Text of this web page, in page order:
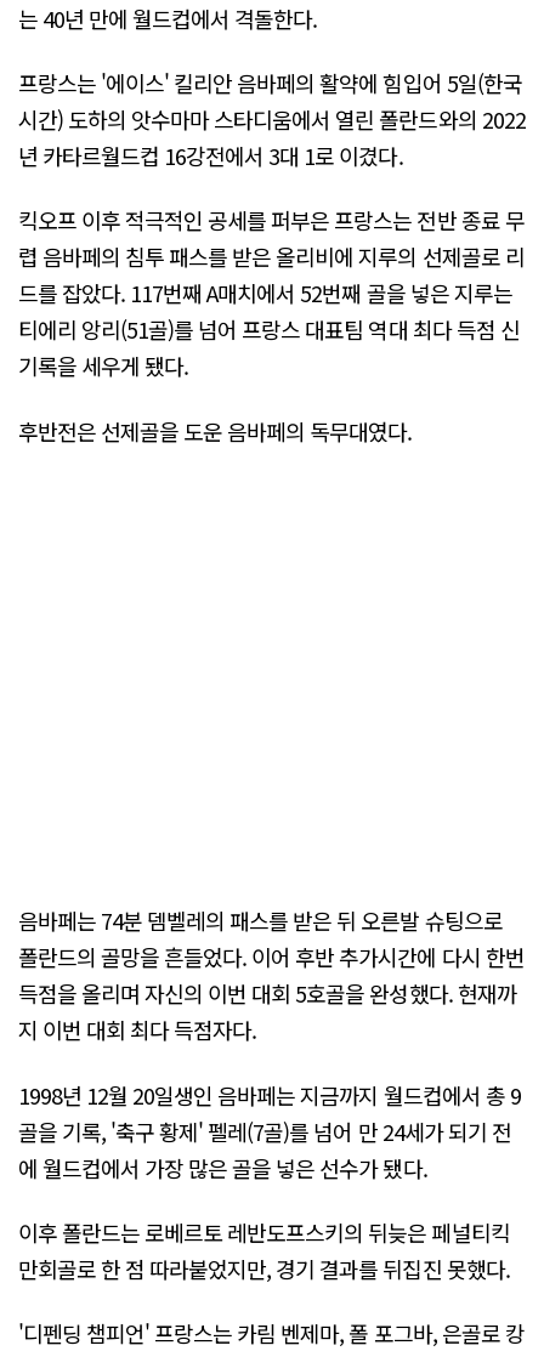
는 40년 만에 월드컵에서 격돌한다.
프랑스는 '에이스' 킬리안 음바페의 활약에 힘입어 5일(한국
시간) 도하의 앗수마마 스타디움에서 열린 폴란드와의 2022
년 카타르월드컵 16강전에서 3대 1로 이겼다.
킥오프 이후 적극적인 공세를 퍼부은 프랑스는 전반 종료 무
렵 음바페의 침투 패스를 받은 올리비에 지루의 선제골로 리
드를 잡았다. 117번째 A매치에서 52번째 골을 넣은 지루는
티에리 앙리(51골)를 넘어 프랑스 대표팀 역대 최다 득점 신
기록을 세우게 됐다.
후반전은 선제골을 도운 음바페의 독무대였다.
음바페는 74분 뎀벨레의 패스를 받은 뒤 오른발 슈팅으로
폴란드의 골망을 흔들었다. 이어 후반 추가시간에 다시 한번
득점을 올리며 자신의 이번 대회 5호골을 완성했다. 현재까
지 이번 대회 최다 득점자다.
1998년 12월 20일생인 음바페는 지금까지 월드컵에서 총 9
골을 기록, '축구 황제' 펠레(7골)를 넘어 만 24세가 되기 전
에 월드컵에서 가장 많은 골을 넣은 선수가 됐다.
이후 폴란드는 로베르토 레반도프스키의 뒤늦은 페널티킥
만회골로 한 점 따라붙었지만, 경기 결과를 뒤집진 못했다.
'디펜딩 챔피언' 프랑스는 카림 벤제마, 폴 포그바, 은골로 캉